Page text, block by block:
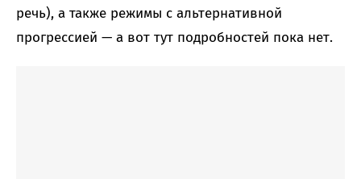
речь), а также режимы с альтернативной
прогрессией — а вот тут подробностей пока нет.